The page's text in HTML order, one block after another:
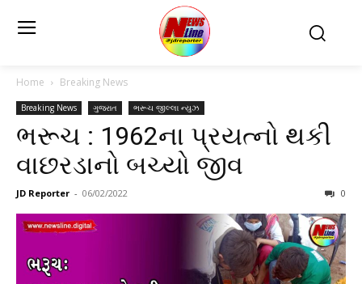
Home Breaking News
Breaking News ગુજરાત ભરૂચ જીલ્લા ન્યુઝ
ભરૂચ : 1962ના પ્રયત્નો થકી
વાછરડાનો બચ્યો જીવ
JD Reporter - 06/02/2022 0